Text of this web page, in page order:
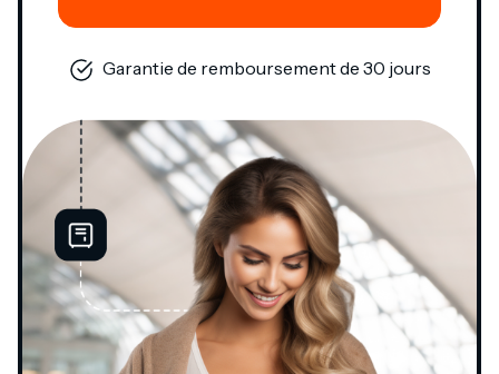
Garantie de remboursement de 30 jours